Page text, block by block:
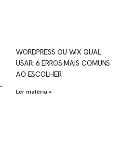
WORDPRESS OU WIX QUAL
USAR: 6 ERROS MAIS COMUNS
AO ESCOLHER
Ler matéria »